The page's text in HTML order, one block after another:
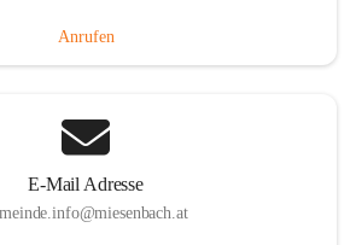
Anrufen
E-Mail Adresse